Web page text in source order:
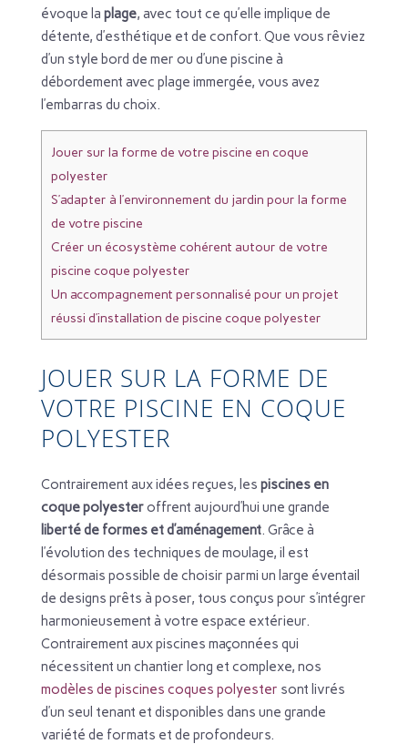
évoque la plage, avec tout ce qu’elle implique de
détente, d’esthétique et de confort. Que vous rêviez
d’un style bord de mer ou d’une piscine à
débordement avec plage immergée, vous avez
l’embarras du choix.
Jouer sur la forme de votre piscine en coque
polyester
S’adapter à l’environnement du jardin pour la forme
de votre piscine
Créer un écosystème cohérent autour de votre
piscine coque polyester
Un accompagnement personnalisé pour un projet
réussi d’installation de piscine coque polyester
JOUER SUR LA FORME DE
VOTRE PISCINE EN COQUE
POLYESTER
Contrairement aux idées reçues, les piscines en
coque polyesteroffrent aujourd’hui une grande
liberté de formes et d’aménagement. Grâce à
l’évolution des techniques de moulage, il est
désormais possible de choisir parmi un large éventail
de designs prêts à poser, tous conçus pour s’intégrer
harmonieusement à votre espace extérieur.
Contrairement aux piscines maçonnées qui
nécessitent un chantier long et complexe, nos
modèles de piscines coques polyester sont livrés
d’un seul tenant et disponibles dans une grande
variété de formats et de profondeurs.